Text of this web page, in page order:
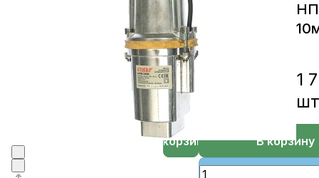
1
шт
В корзину
В корзине